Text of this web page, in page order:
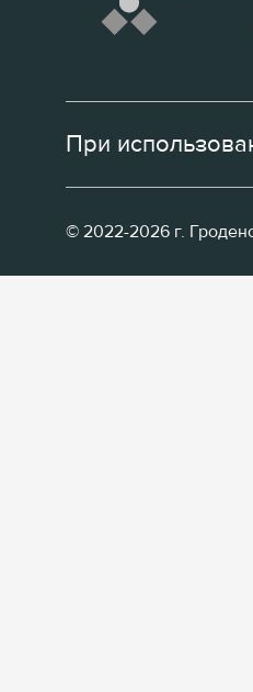
При
© 2022-2026 г.